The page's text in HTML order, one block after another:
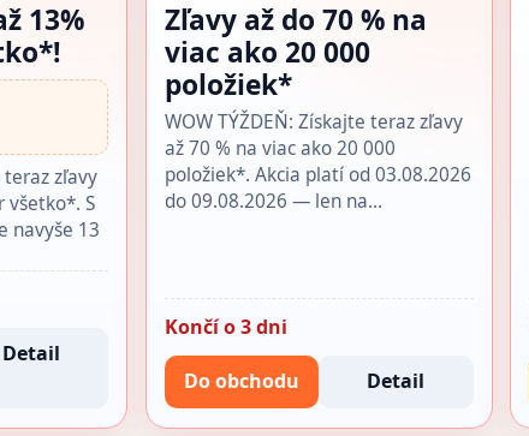
13%
teraz zľavy
všetko*. S
navyše 13
Detail
Zľavy až do 70 % na
viac ako 20 000
položiek*
WOW TÝŽDEŇ: Získajte teraz zľavy
až 70 % na viac ako 20 000
položiek*. Akcia platí od 03.08.2026
do 09.08.2026 — len na…
Končí o 3 dni
Do obchodu Detail